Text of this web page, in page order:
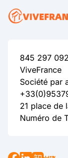
845 297
ViveFrance
Société par
21 place de
Numéro de